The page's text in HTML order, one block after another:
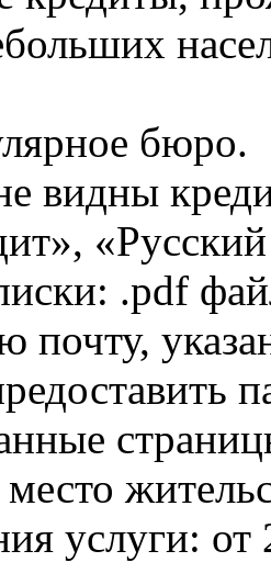
бюро.
видны
.pdf
почту,
услуги: от